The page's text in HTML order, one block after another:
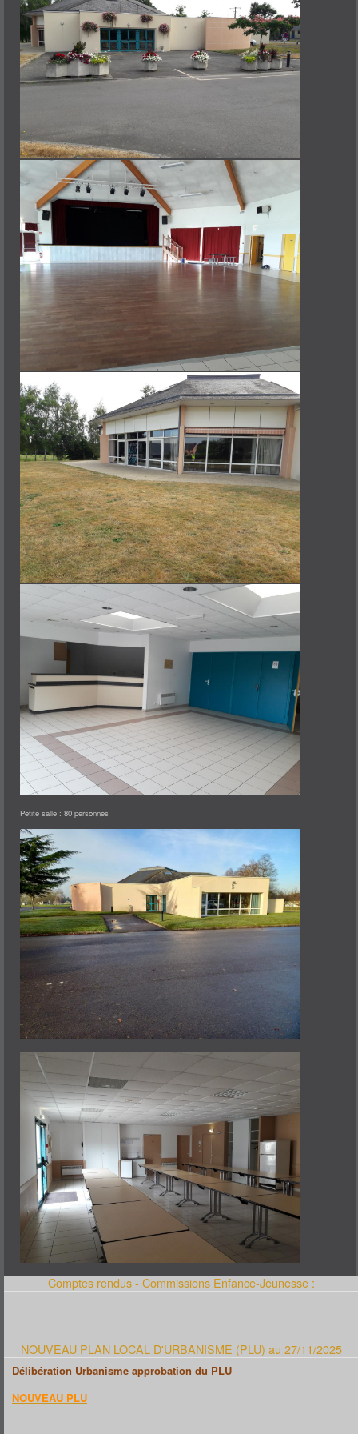
DÉMARCHES
NOUVEAUX ARRIVANTS
DÉCLARATION PRÉALABLE
PERMIS DE CONSTRUIRE
URBANISME-TAXE FONCIÈRE
ETAT CIVIL
CARTE D'IDENTITÉ - PASSEPORT
CARTE GRISE-PERMIS DE CONDUIRE
ATTESTATION D'ACCUEIL
PACS (PACTE CIVIL DE SOLIDARITÉ)
PRATIQUE
ESPACE FRANCE SERVICES
GESTION DES DÉCHETS
L'ADMR
L'AGENCE POSTALE
LE MARCHÉ
POINT ACCUEIL EMPLOI
SALLE MULTIFONCTIONS
MAISON DU LIVRE ET DU TOURISME
LES ASSOCIATIONS
SPORT
BADMINTON
CYCLO
FITNESS IRODOUËR
JUDO CLUB IRODOUËR
MULTI-SPORTS 6-8 ANS
CULTURE
THÉATRE LA TROTHEDI
YOGA DU RIRE
AUTRE
AMICAL DES SAPEURS POMPIERS
ASSOCIATION "EN AVANT FLORIAN"
CLUB DES LOISIRS
COUTURE
LE SOLEX DES TROPIQUES
OENOLOGIE
SECONDE VIE - RESSOURCERIE
U.N.C.
NATURE
CHEMINS ET NATURE
LUTTE CONTRE LA PROLIFÉRATION DU FRELON ASIATIQUE (LUCPFA)
SOCIÉTÉ DE CHASSE
L'ACTIVITÉ ÉCONOMIQUE
CONTACT
Petite salle : 80 personnes
Comptes rendus - Commissions Enfance-Jeunesse :
NOUVEAU PLAN LOCAL D'URBANISME (PLU) au 27/11/2025
Délibération Urbanisme approbation du PLU
NOUVEAU PLU